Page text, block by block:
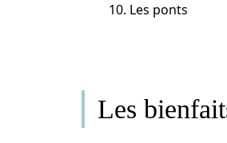
10. Les ponts
Les